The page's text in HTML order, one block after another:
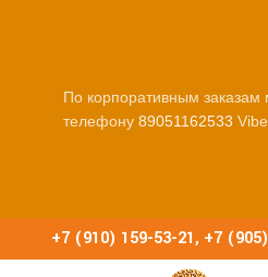
+7 (910) 159-53-21, +7
По корпоративным
телефону 89051162533